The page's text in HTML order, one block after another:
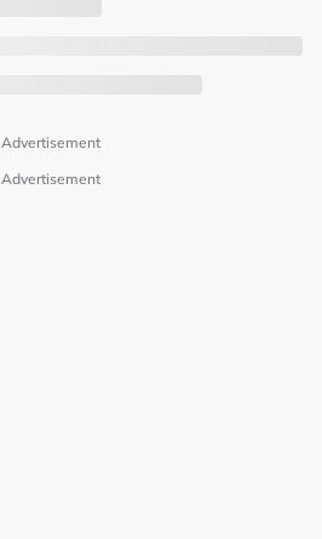
Advertisement
Advertisement